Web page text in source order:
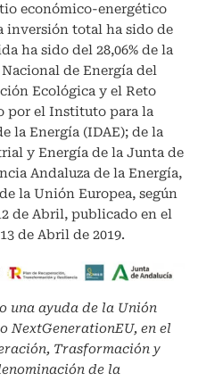
económico-energético
inversión total ha sido de
ha sido del 28,06% de la
de Energía del
Ecológica y el Reto
por el Instituto para la
la Energía (IDAE); de la
y Energía de la Junta de
Andaluza de la Energía,
la Unión Europea, según
de Abril, publicado en el
de Abril de 2019.
una ayuda de la Unión
NextGenerationEU, en el
Trasformación y
de la